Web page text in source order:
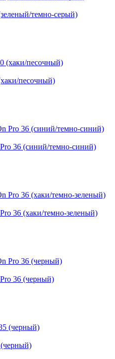
темно-серый)
песочный)
36 (синий/темно-синий)
36 (хаки/темно-зеленый)
36 (черный)